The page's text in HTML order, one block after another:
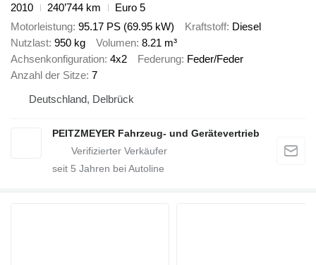
2010 240’744 km
Euro 5
Motorleistung 95.17 PS (69.95 kW) Kraftstoff Diesel
Nutzlast 950 kg Volumen 8.21 m³
Achsenkonfiguration 4x2 Federung Feder/Feder
Anzahl der Sitze 7
Deutschland, Delbrück
PEITZMEYER Fahrzeug- und Gerätevertrieb
seit 5 Jahren bei Autoline